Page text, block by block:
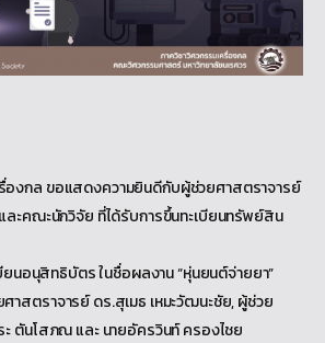
องกล ขอแสดงความยินดีกับผู้ช่วยศาสตราจารย์
ละคณะนักวิจัย ที่ได้รับการขึ้นทะเบียนทรัพย์สิน
นอนุสิทธิบัตร ในชื่อผลงาน “หุ่นยนต์จ่ายยา”
าสตราจารย์ ดร.สุเมธ เหมะวัฒนะชัย, ผู้ช่วย
ะ ตันโสภณ และ นายอัครวินท์ ครองไชย